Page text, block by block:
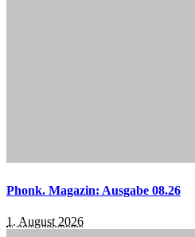
Phonk. Magazin: Ausgabe 08.26
1. August 2026